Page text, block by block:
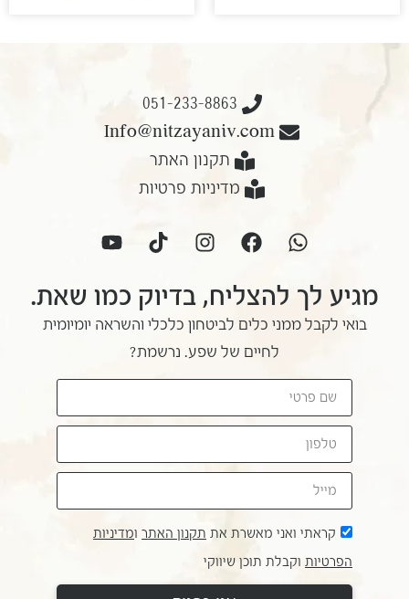
051-233-8863
Info@nitzayaniv.com
תקנון האתר
מדיניות פרטיות
מגיע לך להצליח, בדיוק כמו שאת.
בואי לקבל ממני כלים לביטחון כלכלי והשראה יומיומית
לחיים של שפע. נרשמת?
קראתי ואני מאשרת את תקנון האתרומדיניות
הפרטיותוקבלת תוכן שיווקי